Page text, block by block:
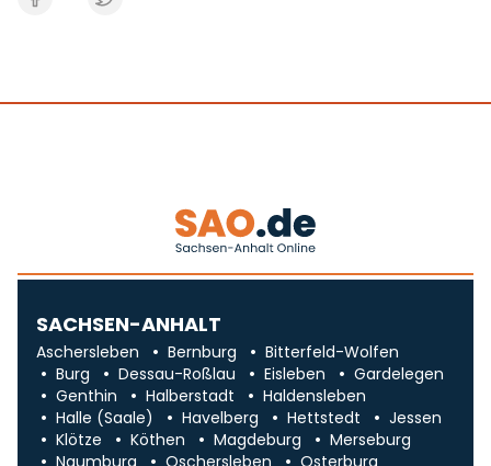
SACHSEN-ANHALT
Aschersleben Bernburg
Bitterfeld-Wolfen
Burg
Dessau-Roßlau Eisleben
Gardelegen
Genthin
Halberstadt
Haldensleben
Halle (Saale)
Havelberg Hettstedt
Jessen
Klötze
Köthen Magdeburg
Merseburg
Naumburg
Oschersleben Osterburg